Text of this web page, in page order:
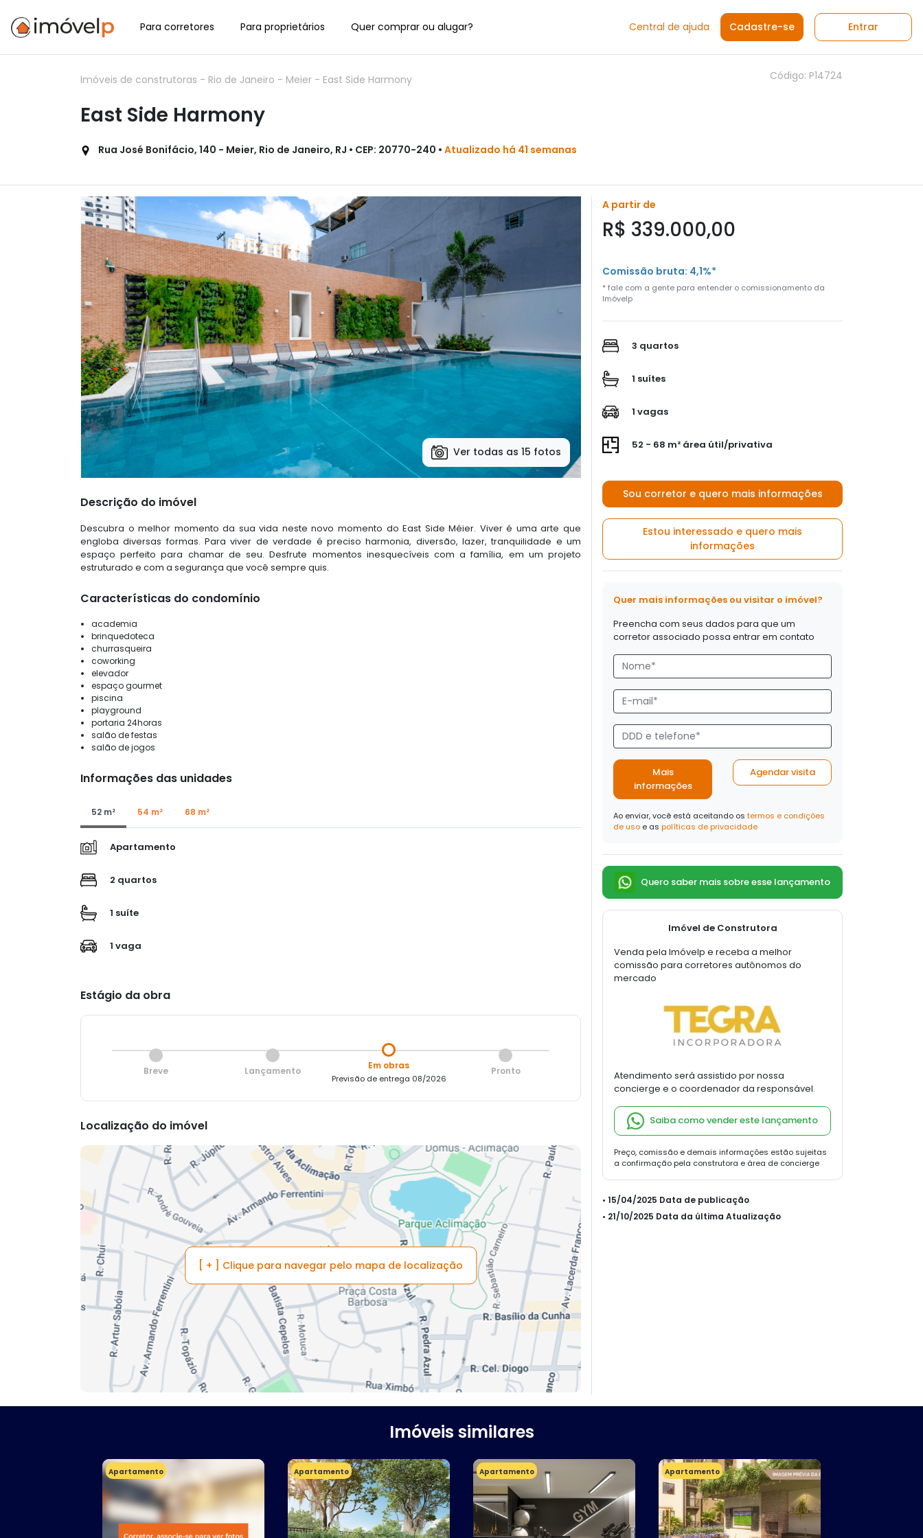
Para corretores Para proprietários Quer comprar ou alugar? Central de ajuda Cadastre-se Entrar
Imóveis de construtoras - Rio de Janeiro - Meier - East Side Harmony Código: P14724
East Side Harmony
Rua José Bonifácio, 140 - Meier, Rio de Janeiro, RJ • CEP: 20770-240 • Atualizado há 41 semanas
Ver todas as 15 fotos
Descrição do imóvel
Descubra o melhor momento da sua vida neste novo momento do East Side Méier. Viver é uma arte que
engloba diversas formas. Para viver de verdade é preciso harmonia, diversão, lazer, tranquilidade e um
espaço perfeito para chamar de seu. Desfrute momentos inesquecíveis com a família, em um projeto
estruturado e com a segurança que você sempre quis.
Características do condomínio
academia
brinquedoteca
churrasqueira
coworking
elevador
espaço gourmet
piscina
playground
portaria 24horas
salão de festas
salão de jogos
Informações das unidades
52 m² 54 m² 68 m²
Apartamento
2 quartos
1 suíte
1 vaga
Estágio da obra
Breve Lançamento Em obras
Previsão de entrega 08/2026
Pronto
Localização do imóvel
[ + ] Clique para navegar pelo mapa de localização
A partir de
R$ 339.000,00
Comissão bruta: 4,1%*
* fale com a gente para entender o comissionamento da
Imóvelp
3 quartos
1 suítes
1 vagas
52 - 68 m² área útil/privativa
Sou corretor e quero mais informações
Estou interessado e quero mais
informações
Quer mais informações ou visitar o imóvel?
Preencha com seus dados para que um
corretor associado possa entrar em contato
Mais
informações
Agendar visita
Ao enviar, você está aceitando os termos e condições
de uso e as políticas de privacidade
Quero saber mais sobre esse lançamento
Imóvel de Construtora
Venda pela Imóvelp e receba a melhor
comissão para corretores autônomos do
mercado
Atendimento será assistido por nossa
concierge e o coordenador da responsável.
Saiba como vender este lançamento
Preço, comissão e demais informações estão sujeitas
a confirmação pela construtora e área de concierge
• 15/04/2025 Data de publicação
• 21/10/2025 Data da última Atualização
Imóveis similares
Apartamento Apartamento Apartamento Apartamento